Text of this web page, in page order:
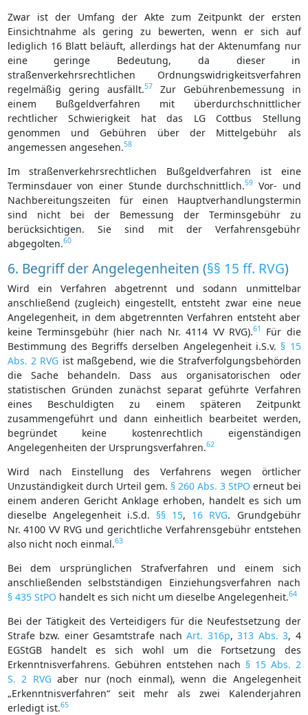
Zwar ist der Umfang der Akte zum Zeitpunkt der ersten
Einsichtnahme als gering zu bewerten, wenn er sich auf
lediglich 16 Blatt beläuft, allerdings hat der Aktenumfang nur
eine geringe Bedeutung, da dieser in
straßenverkehrsrechtlichen Ordnungswidrigkeitsverfahren
regelmäßig gering ausfällt.57Zur Gebührenbemessung in
einem Bußgeldverfahren mit überdurchschnittlicher
rechtlicher Schwierigkeit hat das LG Cottbus Stellung
genommen und Gebühren über der Mittelgebühr als
angemessen angesehen.58
Im straßenverkehrsrechtlichen Bußgeldverfahren ist eine
Terminsdauer von einer Stunde durchschnittlich.59 Vor- und
Nachbereitungszeiten für einen Hauptverhandlungstermin
sind nicht bei der Bemessung der Terminsgebühr zu
berücksichtigen. Sie sind mit der Verfahrensgebühr
abgegolten.60
6. Begriff der Angelegenheiten (§§ 15 ff. RVG)
Wird ein Verfahren abgetrennt und sodann unmittelbar
anschließend (zugleich) eingestellt, entsteht zwar eine neue
Angelegenheit, in dem abgetrennten Verfahren entsteht aber
keine Terminsgebühr (hier nach Nr. 4114 VV RVG).61
Für die
Bestimmung des Begriffs derselben Angelegenheit i.S.v. § 15
Abs. 2 RVG ist maßgebend, wie die Strafverfolgungsbehörden
die Sache behandeln. Dass aus organisatorischen oder
statistischen Gründen zunächst separat geführte Verfahren
eines Beschuldigten zu einem späteren Zeitpunkt
zusammengeführt und dann einheitlich bearbeitet werden,
begründet keine kostenrechtlich eigenständigen
Angelegenheiten der Ursprungsverfahren.62
Wird nach Einstellung des Verfahrens wegen örtlicher
Unzuständigkeit durch Urteil gem. § 260 Abs. 3 StPO erneut bei
einem anderen Gericht Anklage erhoben, handelt es sich um
dieselbe Angelegenheit i.S.d. §§ 15, 16 RVG. Grundgebühr
Nr. 4100 VV RVG und gerichtliche Verfahrensgebühr entstehen
also nicht noch einmal.63
Bei dem ursprünglichen Strafverfahren und einem sich
anschließenden selbstständigen Einziehungsverfahren nach
§ 435 StPO handelt es sich nicht um dieselbe Angelegenheit.64
Bei der Tätigkeit des Verteidigers für die Neufestsetzung der
Strafe bzw. einer Gesamtstrafe nach Art. 316p, 313 Abs. 3, 4
EGStGB handelt es sich wohl um die Fortsetzung des
Erkenntnisverfahrens. Gebühren entstehen nach § 15 Abs. 2
S. 2 RVGaber nur (noch einmal), wenn die Angelegenheit
„Erkenntnisverfahren“ seit mehr als zwei Kalenderjahren
erledigt ist.65